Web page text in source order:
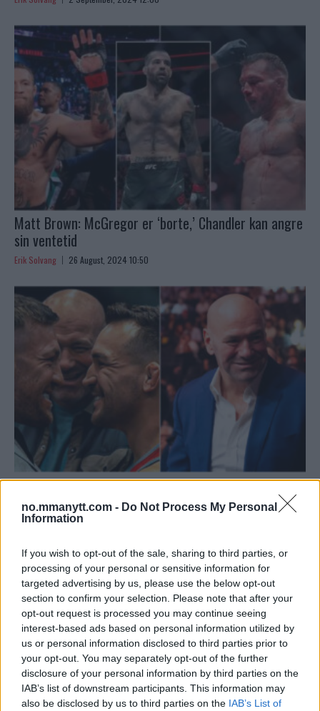
no.mmanytt.com - Do Not Process My Personal
Information
If you wish to opt-out of the sale, sharing to third parties, or
processing of your personal or sensitive information for
targeted advertising by us, please use the below opt-out
section to confirm your selection. Please note that after your
opt-out request is processed you may continue seeing
interest-based ads based on personal information utilized by
us or personal information disclosed to third parties prior to
your opt-out. You may separately opt-out of the further
disclosure of your personal information by third parties on the
IAB’s list of downstream participants. This information may
also be disclosed by us to third parties on the IAB’s List of
Matt Brown: McGregor er ‘borte,’ Chandler kan angre
sin ventetid
Erik Solvang 26 August, 2024 10:50
Dana White om UFCs fremtid og McGregor vs.
Chandler
Erik Solvang 16 July, 2024 18:49